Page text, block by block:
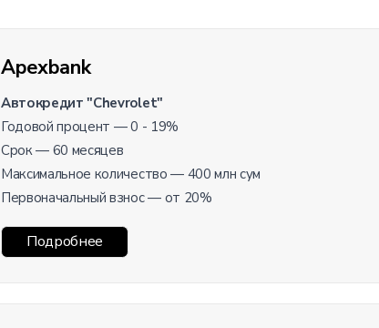
Apexbank
Автокредит "Chevrolet"
Годовой процент — 0 - 19%
Срок — 60 месяцев
Максимальное количество — 400 млн сум
Первоначальный взнос — от 20%
Подробнее